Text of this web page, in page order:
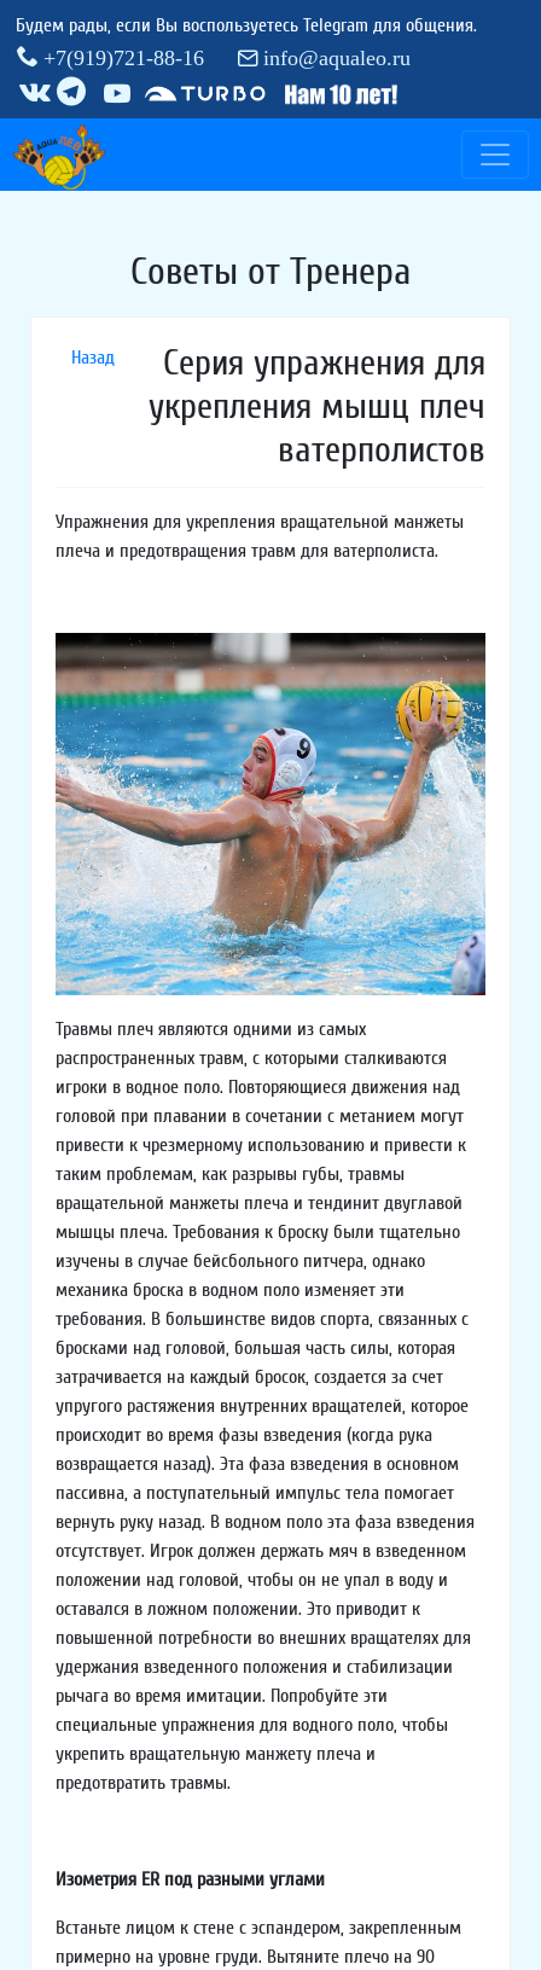
Будем рады, если Вы воспользуетесь Telegram для общения.
+7(919)721-88-16
info@aqualeo.ru
Советы от Тренера
Назад
Серия упражнения для
укрепления мышц плеч
ватерполистов
Упражнения для укрепления вращательной манжеты
плеча и предотвращения травм для ватерполиста.
Травмы плеч являются одними из самых
распространенных травм, с которыми сталкиваются
игроки в водное поло. Повторяющиеся движения над
головой при плавании в сочетании с метанием могут
привести к чрезмерному использованию и привести к
таким проблемам, как разрывы губы, травмы
вращательной манжеты плеча и тендинит двуглавой
мышцы плеча. Требования к броску были тщательно
изучены в случае бейсбольного питчера, однако
механика броска в водном поло изменяет эти
требования. В большинстве видов спорта, связанных с
бросками над головой, большая часть силы, которая
затрачивается на каждый бросок, создается за счет
упругого растяжения внутренних вращателей, которое
происходит во время фазы взведения (когда рука
возвращается назад). Эта фаза взведения в основном
пассивна, а поступательный импульс тела помогает
вернуть руку назад. В водном поло эта фаза взведения
отсутствует. Игрок должен держать мяч в взведенном
положении над головой, чтобы он не упал в воду и
оставался в ложном положении. Это приводит к
повышенной потребности во внешних вращателях для
удержания взведенного положения и стабилизации
рычага во время имитации. Попробуйте эти
специальные упражнения для водного поло, чтобы
укрепить вращательную манжету плеча и
предотвратить травмы.
Изометрия ER под разными углами
Встаньте лицом к стене с эспандером, закрепленным
примерно на уровне груди. Вытяните плечо на 90